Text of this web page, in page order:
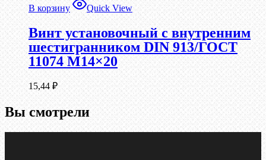
В корзину Quick View
Винт установочный с внутренним
шестигранником DIN 913/ГОСТ
11074 М14×20
15,44 ₽
Вы смотрели